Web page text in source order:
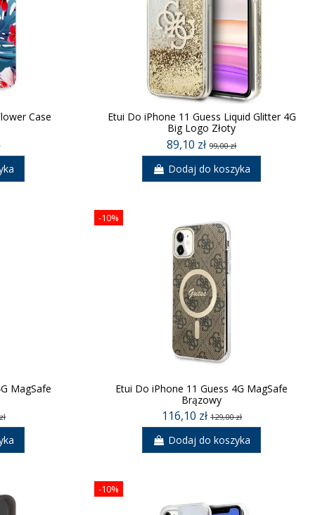
Case
Etui Do iPhone 11 Guess Liquid Glitter 4G
Big Logo Złoty
89,10 zł99,00 zł
Dodaj do koszyka
MagSafe
-10%
Etui Do iPhone 11 Guess 4G MagSafe
Brązowy
116,10 zł 129,00 zł
Dodaj do koszyka
-10%